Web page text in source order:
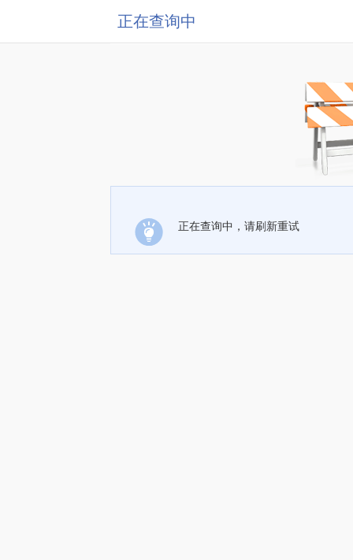
正在查询中
正在查询中，请刷新重试